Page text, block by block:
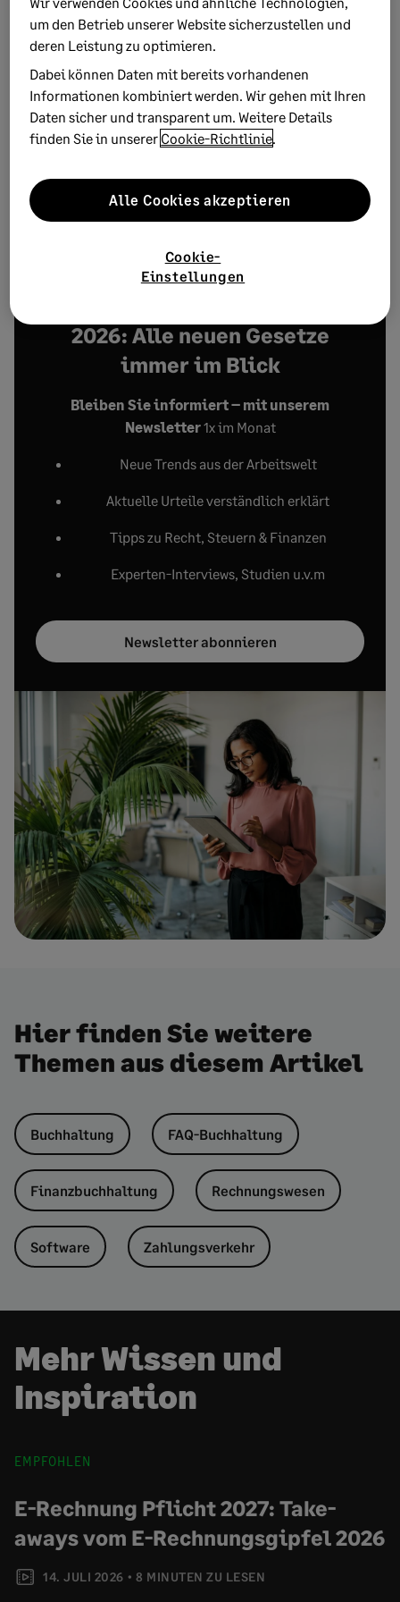
Die geset zliche Maßgabe dass
Kassenführung
nachträglich und unerkannt gelöscht oder
. Die TSE
Sicherheitsmodul, einem Speichermedium und einer
einheitlichen digitalen Schnittstelle. Durchein
manipulationssicheres Speichermedium wird eine
lüc kenlose und fortlaufend nummerierte Aufzeichnung
Die verschärftenRegelungen helfen sowohl
eine sichere und ordnungsgemäße Kasse
2026: Alle neuen Gesetze
immer im Blick
Bleiben Sie informiert – mit unserem
Newsletter1x im Monat
Neue Trends aus der Arbeitswelt
Aktuelle Urteile verständlich erklärt
Tipps zu Recht, Steuern & Finanzen
Experten-Interviews, Studien u.v.m
Newsletter abonnieren
Hier finden Sie weitere
Themen aus diesem Artikel
Buchhaltung FAQ-Buchhaltung
Finanzbuchhaltung Rechnungswesen
Software Zahlungsverkehr
Mehr Wissen und
Inspiration
EMPFOHLEN
14. JULI 2026 8 MINUTEN ZU LESEN
E-Rechnung Pflicht 2027: Take-
aways vom E-Rechnungsgipfel 2026
um den Betrieb unserer Website sicherzustellen und
deren Leistung zu optimieren.
Dabei können Daten mit bereits vorhandenen
Informationen kombiniert werden. Wir gehen mit Ihren
Daten sicher und transparent um. Weitere Details
finden Sie in unserer Cookie-Richtlinie
Cookie-
Einstellungen
Alle Cookies akzeptieren